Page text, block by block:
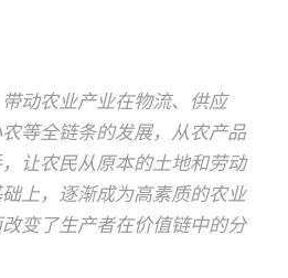
动农业产业在物流、供应
等全链条的发展，从农产品
让农民从原本的土地和劳动
上，逐渐成为高素质的农业
变了生产者在价值链中的分